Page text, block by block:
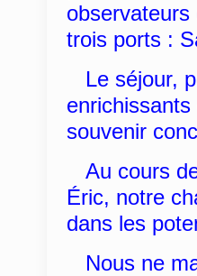
observateurs
trois ports :
Le séjour,
souvenir
Au cours
Éric, notre
dans les
Nous ne